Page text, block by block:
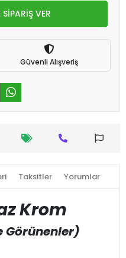
VER
Güvenli Alışveriş
Taksitler Yorumlar
Krom
Görünenler)